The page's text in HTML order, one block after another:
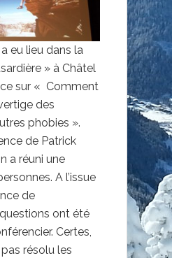
eu lieu dans la
» à Châtel
sur « Comment
des
phobies ».
de Patrick
a réuni une
A l’issue
de
ont été
Certes,
pas résolu les